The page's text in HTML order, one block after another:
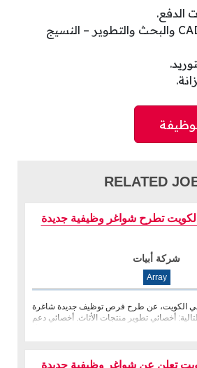
الدفع.
مهندس CAD/CAM والبحث والتطوير – النسيج
RELATED
تطرح شواغر وظيفية جديدة
شركة أبيات
Array
في الكويت، عن طرح فرص توظيف جديدة شاغرة
أخصائي تطوير منتجات الأثاث. أخصائي دعم
تعلن عن شواغر وظيفية جديدة